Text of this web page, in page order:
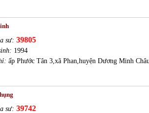
sư: 39805
1994
ấp Phước Tân 3,xã Phan,huyện Dương Minh
sư: 39742